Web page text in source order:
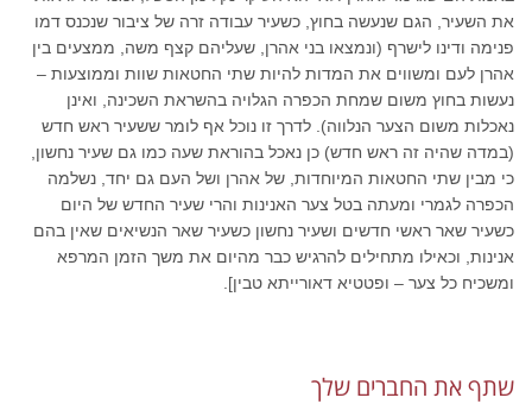
את השעיר, הגם שנעשה בחוץ, כשעיר עבודה זרה של ציבור שנכנס דמו
פנימה ודינו לישרף (ונמצאו בני אהרן, שעליהם קצף משה, ממצעים בין
אהרן לעם ומשווים את המדות להיות שתי החטאות שוות וממוצעות –
נעשות בחוץ משום שמחת הכפרה הגלויה בהשראת השכינה, ואינן
נאכלות משום הצער הנלווה). לדרך זו נוכל אף לומר ששעיר ראש חדש
(במדה שהיה זה ראש חדש) כן נאכל בהוראת שעה כמו גם שעיר נחשון,
כי מבין שתי החטאות המיוחדות, של אהרן ושל העם גם יחד, נשלמה
הכפרה לגמרי ומעתה בטל צער האנינות והרי שעיר החדש של היום
כשעיר שאר ראשי חדשים ושעיר נחשון כשעיר שאר הנשיאים שאין בהם
אנינות, וכאילו מתחילים להרגיש כבר מהיום את משך הזמן המרפא
ומשכיח כל צער – ופטטיא דאורייתא טבין].
שתף את החברים שלך